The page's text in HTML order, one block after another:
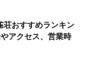
荘おすすめランキン
アクセス、営業時